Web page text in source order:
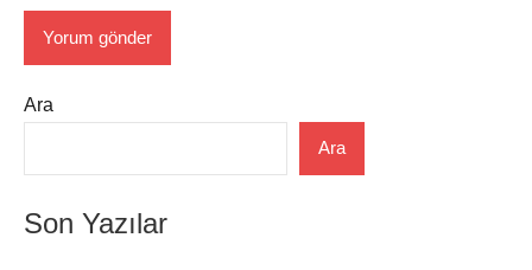
Ara
Ara
Son Yazılar